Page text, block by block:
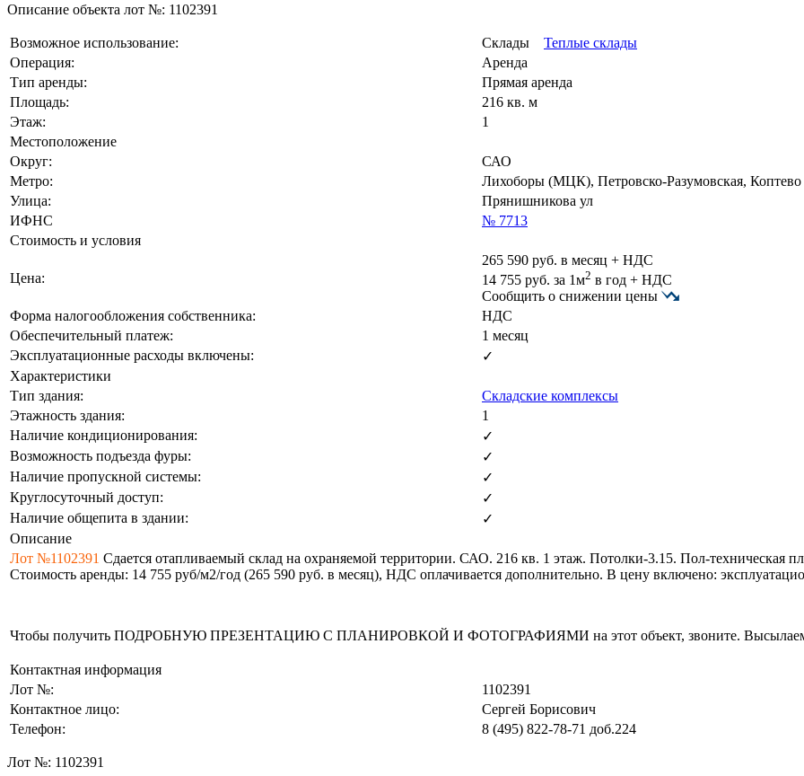
Описание объекта лот №: 1102391
Возможное использование: Склады
Теплые склады
Операция:
Аренда
Тип аренды:
Прямая аренда
Площадь:
216 кв. м
Этаж:
1
Местоположение
Округ:
САО
Метро:
Лихоборы (МЦК), Петровско-Разумовская,
Улица:
Прянишникова ул
ИФНС
№ 7713
Стоимость и условия
Цена:
265 590 руб. в месяц + НДС
14 755 руб. за 1м2 в год + НДС
Сообщить о снижении цены
Форма налогообложения собственника:
НДС
Обеспечительный платеж:
1 месяц
Эксплуатационные расходы включены:
✓
Характеристики
Тип здания:
Складские комплексы
Этажность здания:
1
Наличие кондиционирования:
✓
Возможность подъезда фуры:
✓
Наличие пропускной системы:
✓
Круглосуточный доступ:
✓
Наличие общепита в здании:
✓
Описание
Лот №1102391 Сдается отапливаемый склад на охраняемой территории. САО. 216 кв. 1 этаж. Потолки-3.15. Пол-техническая
Стоимость аренды: 14 755 руб/м2/год (265 590 руб. в месяц), НДС оплачивается дополнительно. В цену включено:
Чтобы получить ПОДРОБНУЮ ПРЕЗЕНТАЦИЮ С ПЛАНИРОВКОЙ И ФОТОГРАФИЯМИ на этот объект, звоните. Высылаем в
Контактная информация
Лот №:
1102391
Контактное лицо:
Сергей Борисович
Телефон:
8 (495) 822-78-71 доб.224
Лот №: 1102391